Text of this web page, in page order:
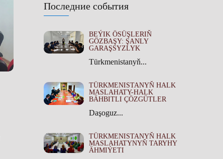
Последние события
BEÝIK ÖSÜŞLERIŇ
GÖZBAŞY: ŞANLY
GARAŞSYZLYK
Türkmenistanyň...
TÜRKMENISTANYŇ HALK
MASLAHATY-HALK
BÄHBITLI ÇÖZGÜTLER
Daşoguz...
TÜRKMENISTANYŇ HALK
MASLAHATYNYŇ TARYHY
ÄHMIÝETI